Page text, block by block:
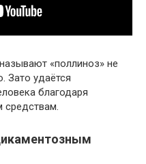
«поллиноз» не
Зато удаётся
благодаря